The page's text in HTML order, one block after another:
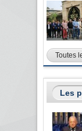
Toutes
Les